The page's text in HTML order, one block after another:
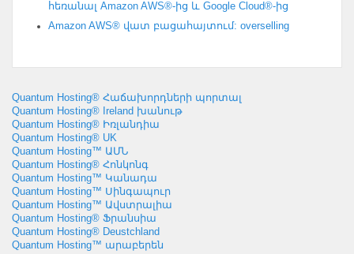
հեռանալ Amazon AWS®-ից և Google Cloud®-ից
Amazon AWS® վատ բացահայտում: overselling
Quantum Hosting® Հաճախորդների պորտալ
Quantum Hosting® Ireland խանութ
Quantum Hosting® Իռլանդիա
Quantum Hosting® UK
Quantum Hosting™ ԱՄՆ
Quantum Hosting® Հոնկոնգ
Quantum Hosting™ Կանադա
Quantum Hosting™ Սինգապուր
Quantum Hosting™ Ավստրալիա
Quantum Hosting® Ֆրանսիա
Quantum Hosting® Deustchland
Quantum Hosting™ արաբերեն